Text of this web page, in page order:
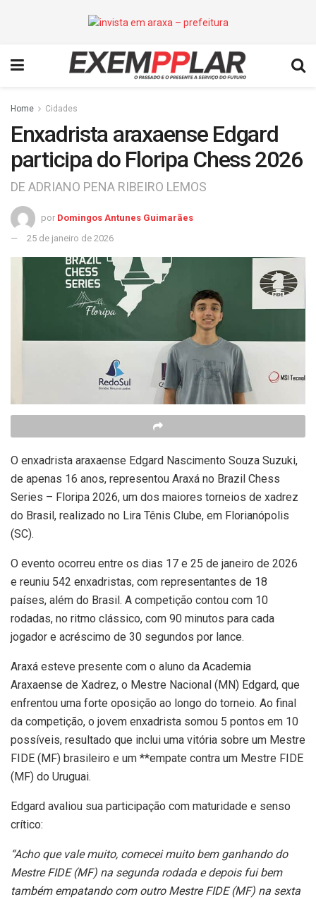
Home Cidades
Enxadrista araxaense Edgard
participa do Floripa Chess 2026
DE ADRIANO PENA RIBEIRO LEMOS
por Domingos Antunes Guimarães
25 de janeiro de 2026
O enxadrista araxaense Edgard Nascimento Souza Suzuki,
de apenas 16 anos, representou Araxá no Brazil Chess
Series – Floripa 2026, um dos maiores torneios de xadrez
do Brasil, realizado no Lira Tênis Clube, em Florianópolis
(SC).
O evento ocorreu entre os dias 17 e 25 de janeiro de 2026
e reuniu 542 enxadristas, com representantes de 18
países, além do Brasil. A competição contou com 10
rodadas, no ritmo clássico, com 90 minutos para cada
jogador e acréscimo de 30 segundos por lance.
Araxá esteve presente com o aluno da Academia
Araxaense de Xadrez, o Mestre Nacional (MN) Edgard, que
enfrentou uma forte oposição ao longo do torneio. Ao final
da competição, o jovem enxadrista somou 5 pontos em 10
possíveis, resultado que inclui uma vitória sobre um Mestre
FIDE (MF) brasileiro e um **empate contra um Mestre FIDE
(MF) do Uruguai.
Edgard avaliou sua participação com maturidade e senso
crítico:
“Acho que vale muito, comecei muito bem ganhando do
Mestre FIDE (MF) na segunda rodada e depois fui bem
também empatando com outro Mestre FIDE (MF) na sexta